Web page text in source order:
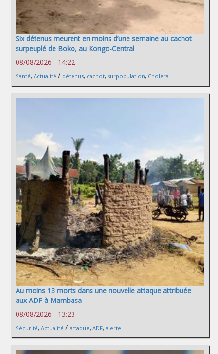
Six détenus meurent en moins d’une semaine au cachot
surpeuplé de Boko, au Kongo-Central
08/08/2026 - 14:22
Santé, Actualité / détenus, cachot, surpopulation, Cholera
Au moins 13 morts dans une nouvelle attaque attribuée
aux ADF à Mambasa
08/08/2026 - 13:23
Sécurité, Actualité / attaque, ADF, alerte